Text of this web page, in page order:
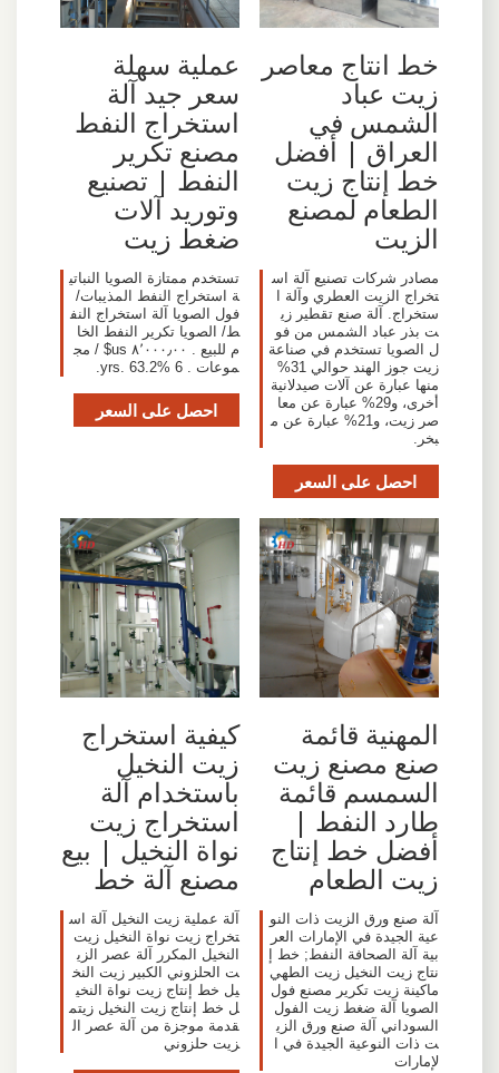
خط انتاج معاصر
زيت عباد
الشمس في
العراق | أفضل
خط إنتاج زيت
الطعام لمصنع
الزيت
مصادر شركات تصنيع آلة اس
تخراج الزيت العطري وآلة ا
ستخراج. آلة صنع تقطير زي
ت بذر عباد الشمس من فو
ل الصويا تستخدم في صناعة
زيت جوز الهند حوالي 31%
منها عبارة عن آلات صيدلانية
أخرى، و29% عبارة عن معا
صر زيت، و21% عبارة عن م
بخر.
احصل على السعر
عملية سهلة
سعر جيد آلة
استخراج النفط
مصنع تكرير
النفط | تصنيع
وتوريد آلات
ضغط زيت
تستخدم ممتازة الصويا النباتي
ة استخراج النفط المذيبات/
فول الصويا آلة استخراج النف
ط/ الصويا تكرير النفط الخا
م للبيع . ٨٬٠٠٠٫٠٠ us$ / مج
موعات . 6 yrs. 63.2%.
احصل على السعر
المهنية قائمة
صنع مصنع زيت
السمسم قائمة
طارد النفط |
أفضل خط إنتاج
زيت الطعام
آلة صنع ورق الزيت ذات النو
عية الجيدة في الإمارات العر
بية آلة الصحافة النفط; خط إ
نتاج زيت النخيل زيت الطهي
ماكينة زيت تكرير مصنع فول
الصويا آلة ضغط زيت الفول
السوداني آلة صنع ورق الزي
ت ذات النوعية الجيدة في ا
لإمارات
كيفية استخراج
زيت النخيل
باستخدام آلة
استخراج زيت
نواة النخيل | بيع
مصنع آلة خط
آلة عملية زيت النخيل آلة اس
تخراج زيت نواة النخيل زيت
النخيل المكرر آلة عصر الزي
ت الحلزوني الكبير زيت النخ
يل خط إنتاج زيت نواة النخي
ل خط إنتاج زيت النخيل زيتم
قدمة موجزة من آلة عصر ال
زيت حلزوني